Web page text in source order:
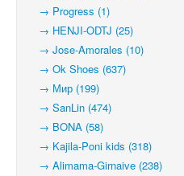
→ Progress (1)
→ HENJI-ODTJ (25)
→ Jose-Amorales (10)
→ Ok Shoes (637)
→ Мир (199)
→ SanLin (474)
→ BONA (58)
→ Kajila-Poni kids (318)
→ Alimama-Girnaive (238)